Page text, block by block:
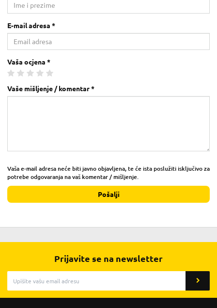
E-mail adresa *
Vaša ocjena *
Vaše mišljenje / komentar *
Vaša e-mail adresa neće biti javno objavljena, te će ista poslužiti isključivo za
potrebe odgovaranja na vaš komentar / mišljenje.
Pošalji
Prijavite se na newsletter